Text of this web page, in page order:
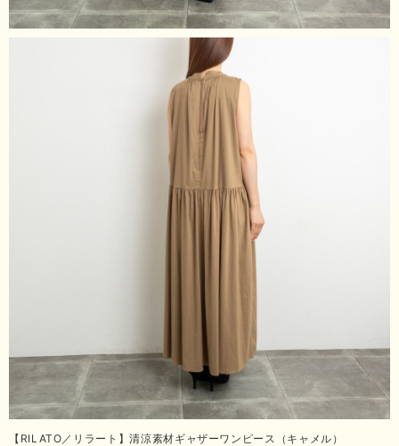
【RILATO／リラート】清涼素材ギャザーワンピース（キャメル）